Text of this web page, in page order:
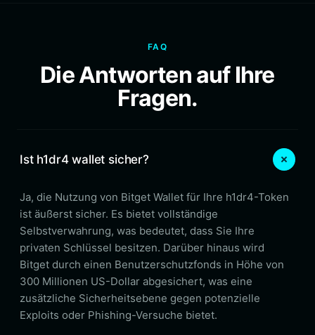
FAQ
Die Antworten auf Ihre
Fragen.
Ist h1dr4 wallet sicher?
Ja, die Nutzung von Bitget Wallet für Ihre h1dr4-Token
ist äußerst sicher. Es bietet vollständige
Selbstverwahrung, was bedeutet, dass Sie Ihre
privaten Schlüssel besitzen. Darüber hinaus wird
Bitget durch einen Benutzerschutzfonds in Höhe von
300 Millionen US-Dollar abgesichert, was eine
zusätzliche Sicherheitsebene gegen potenzielle
Exploits oder Phishing-Versuche bietet.